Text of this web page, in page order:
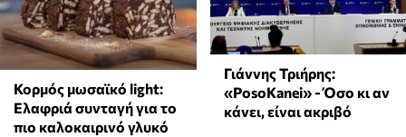
Κορμός μωσαϊκό light:
Ελαφριά συνταγή για το
πιο καλοκαιρινό γλυκό
Γιάννης Τριήρης:
«PosoKanei» - Όσο κι αν
κάνει, είναι ακριβό